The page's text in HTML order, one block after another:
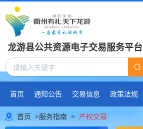
龙游县公共资源电子交易服务平台
首页 通知公告 交易信息 政策法规
首页 >服务指南 > 产权交易